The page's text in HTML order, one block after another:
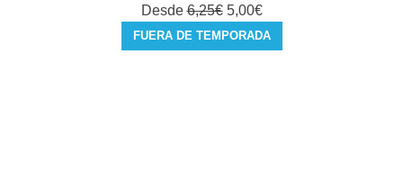
Desde 6,25€ El
precio
original
5,00€El
precio
actual
FUERA DE TEMPORADA